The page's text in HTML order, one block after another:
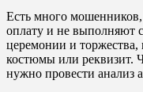
Есть много
оплату и не выполняют
церемонии и торжества,
костюмы или реквизит.
нужно провести анализ